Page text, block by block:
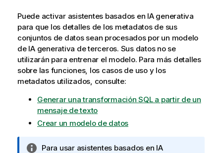
Puede activar asistentes basados en IA generativa
para que los detalles de los metadatos de sus
conjuntos de datos sean procesados por un modelo
de IA generativa de terceros. Sus datos no se
utilizarán para entrenar el modelo. Para más detalles
sobre las funciones, los casos de uso y los
metadatos utilizados, consulte:
Generar una transformación SQL a partir de un
mensaje de texto
Crear un modelo de datos
N
Para usar asistentes basados en IA